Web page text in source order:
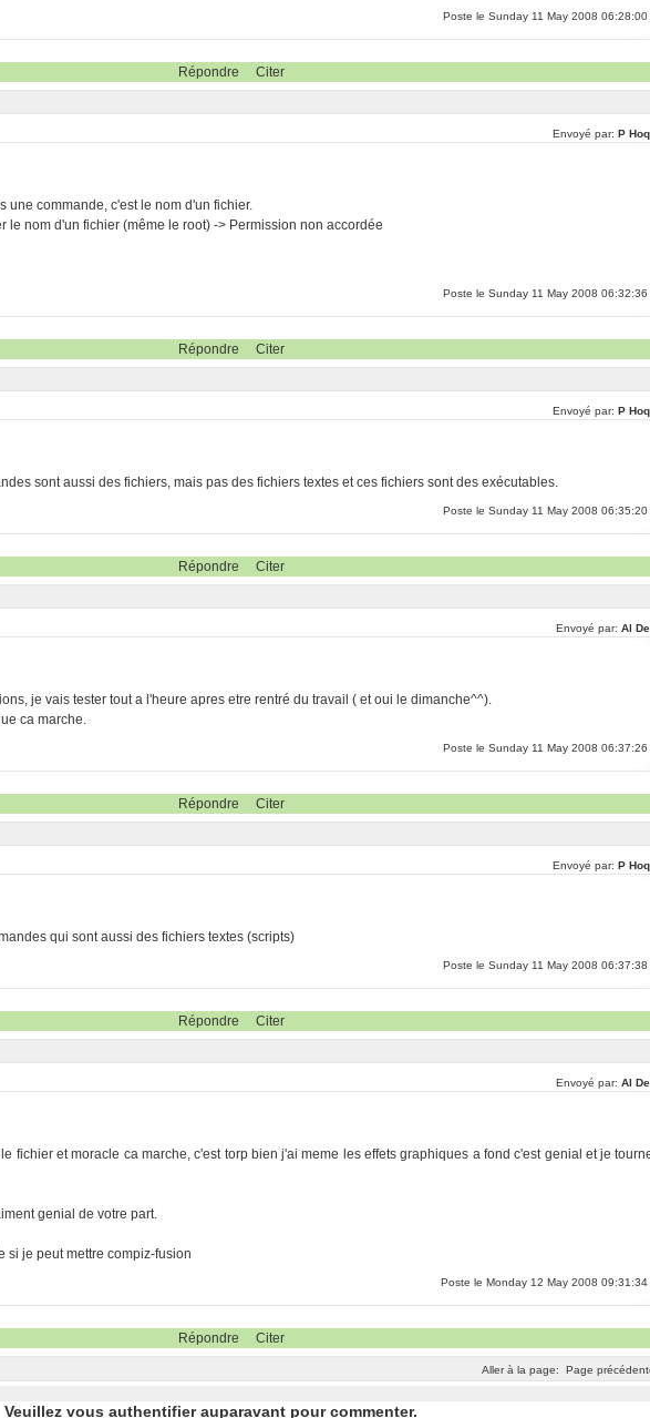
Poste le Sunday 11 May 2008 06:28:00
Répondre Citer
Envoyé par: P
une commande, c'est le nom d'un fichier.
le nom d'un fichier (même le root) -> Permission non accordée
Poste le Sunday 11 May 2008 06:32:36
Répondre Citer
Envoyé par: P
sont aussi des fichiers, mais pas des fichiers textes et ces fichiers sont des exécutables.
Poste le Sunday 11 May 2008 06:35:20
Répondre Citer
Envoyé par: Al
je vais tester tout a l'heure apres etre rentré du travail ( et oui le dimanche^^).
ca marche.
Poste le Sunday 11 May 2008 06:37:26
Répondre Citer
Envoyé par: P
qui sont aussi des fichiers textes (scripts)
Poste le Sunday 11 May 2008 06:37:38
Répondre Citer
Envoyé par: Al
fichier et moracle ca marche, c'est torp bien j'ai meme les effets graphiques a fond c'est genial et je
genial de votre part.
si je peut mettre compiz-fusion
Poste le Monday 12 May 2008 09:31:34
Répondre Citer
Aller à la page: Page
Veuillez vous authentifier auparavant pour commenter.